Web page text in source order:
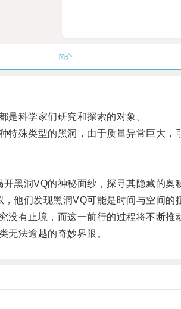
简介
科学家们研究和探索的对象。
殊类型的黑洞，由于质量异常巨大，
洞VQ的神秘面纱，探寻其隐藏的奥
们发现黑洞VQ可能是时间与空间的
有止境，而这一前行的过程将不断推
法逾越的奇妙界限。